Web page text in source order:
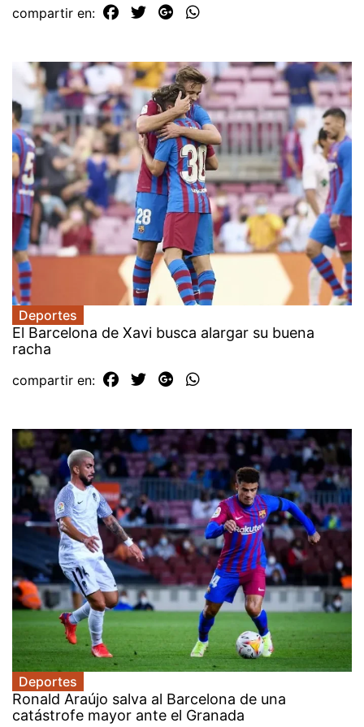
compartir en:
Deportes
El Barcelona de Xavi busca alargar su buena
racha
compartir en:
Deportes
Ronald Araújo salva al Barcelona de una
catástrofe mayor ante el Granada